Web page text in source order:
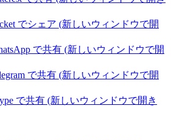
でシェア (新しいウィンドウで開
で共有 (新しいウィンドウで開
で共有 (新しいウィンドウで開
で共有 (新しいウィンドウで開き